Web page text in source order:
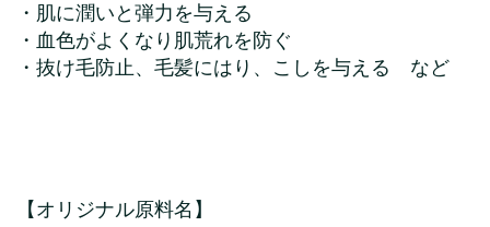
・肌に潤いと弾力を与える
・血色がよくなり肌荒れを防ぐ
・抜け毛防止、毛髪にはり、こしを与える など
【オリジナル原料名】